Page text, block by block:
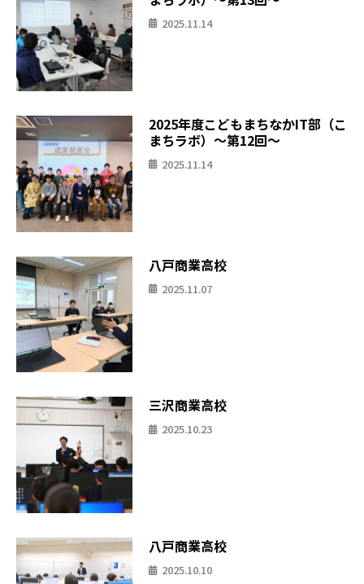
2025.11.14
2025年度こどもまちなかIT部（こ
まちラボ）〜第12回〜
2025.11.14
八戸商業高校
2025.11.07
三沢商業高校
2025.10.23
八戸商業高校
2025.10.10